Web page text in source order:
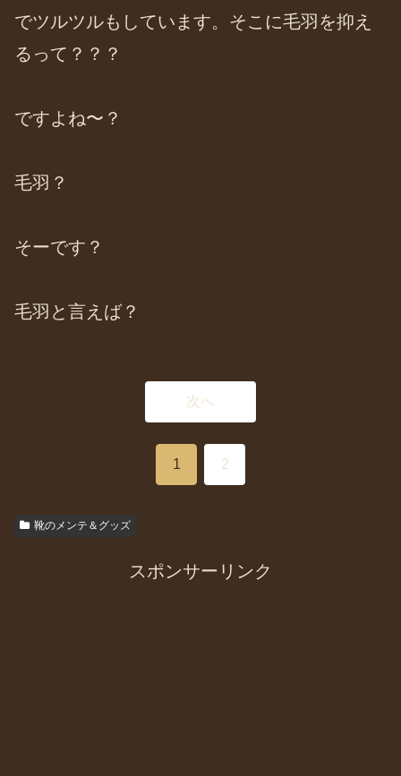
でツルツルもしています。そこに毛羽を抑え
るって？？？
ですよね〜？
毛羽？
そーです？
毛羽と言えば？
次へ
1 2
靴のメンテ＆グッズ
スポンサーリンク